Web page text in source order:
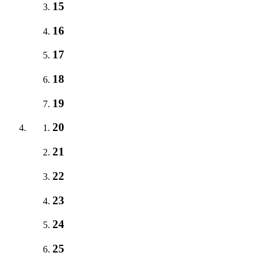
15
16
17
18
19
20
21
22
23
24
25